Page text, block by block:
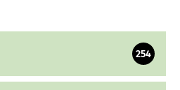
254